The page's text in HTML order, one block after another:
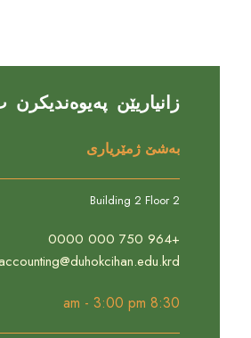
زانیاریێن
بەشێ ژمێریاری
Building 2 Floor 2
+964 750 000 0000
8:30 am - 3:00 pm